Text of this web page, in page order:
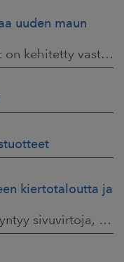
uuden maun
Mäkitalon Farmin Tupla-salaatit on kehitetty vastaamaan kuluttajien toiveisiin ruokaisista, proteiinipitoisista ja helposti mukaan otettavista aterioista.
kiertotaloutta ja
HKFoodsin ruoantuotannossa syntyy sivuvirtoja, jotka sisältävät arvokkaita ainesosia. Niistä osa ohjataan jo muille teollisuuden aloille hyötykäyttöön